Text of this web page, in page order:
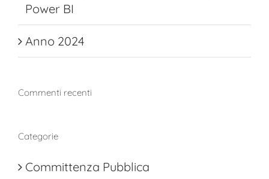
Power BI
Anno 2024
Commenti recenti
Categorie
Committenza Pubblica